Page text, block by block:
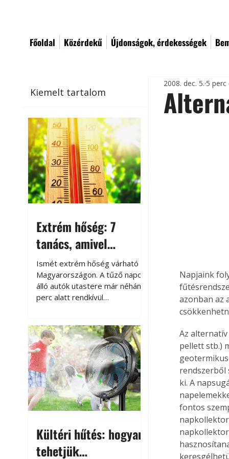
Főoldal Közérdekű Újdonságok, érdekességek
Kiemelt tartalom
Extrém hőség: 7
tanács, amivel
megóvhatjuk
autónkat a nyári
károktól
Ismét extrém hőség várható
Magyarországon. A tűző napon
álló autók utastere már néhány
perc alatt rendkívül
megközelítheti. Ez nemcsak a
beszállást teszi kellemetlenné,
hanem az autó állapotára és a
benne hagyott tárgyakra is
káros hatással lehet. Néhány
egyszerű óvintézkedéssel
azonban jelentősen
csökkenthetjük a hőség káros
Kültéri hűtés: hogyan
tehetjük
2008. dec. 5. 5 perc
Napjaink
azonban az
Az
pellett stb.)
rendszerből
ki. A
fontos